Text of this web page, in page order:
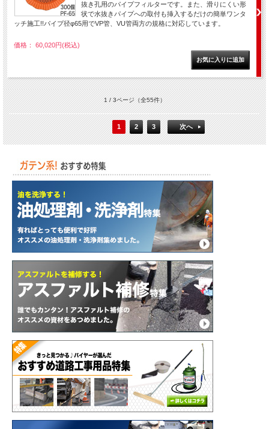
抜き孔用のパイプフィルターです。また、滑りにくい形
状で水抜きパイプへの取付も挿入するだけの簡単ワンタ
ッチ施工!!パイプ径φ65用でVP管、VU管両方の規格に対応しています。
価格： 60,020円(税込)
1 / 3ページ（全55件）
1 2 3 次へ